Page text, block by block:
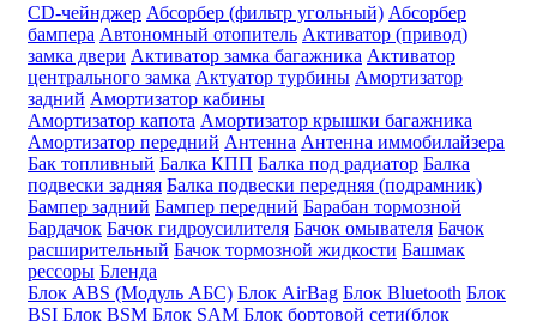
CD-чейнджер Абсорбер (фильтр угольный) Абсорбер
бампера Автономный отопитель Активатор (привод)
замка двери Активатор замка багажника Активатор
центрального замка Актуатор турбины Амортизатор
задний Амортизатор кабины
Амортизатор капота Амортизатор крышки багажника
Амортизатор передний Антенна Антенна иммобилайзера
Бак топливный Балка КПП Балка под радиатор Балка
подвески задняя Балка подвески передняя (подрамник)
Бампер задний Бампер передний Барабан тормозной
Бардачок Бачок гидроусилителя Бачок омывателя Бачок
расширительный Бачок тормозной жидкости Башмак
рессоры Бленда
Блок ABS (Модуль АБС) Блок AirBag Блок Bluetooth Блок
BSI Блок BSM Блок SAM Блок бортовой сети(блок